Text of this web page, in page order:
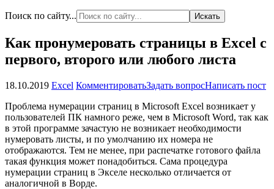
Поиск по сайту...
Как пронумеровать страницы в Excel с
первого, второго или любого листа
18.10.2019 Excel КомментироватьЗадать вопросНаписать пост
Проблема нумерации страниц в Microsoft Excel возникает у
пользователей ПК намного реже, чем в Microsoft Word, так как
в этой программе зачастую не возникает необходимости
нумеровать листы, и по умолчанию их номера не
отображаются. Тем не менее, при распечатке готового файла
такая функция может понадобиться. Сама процедура
нумерации страниц в Экселе несколько отличается от
аналогичной в Ворде.